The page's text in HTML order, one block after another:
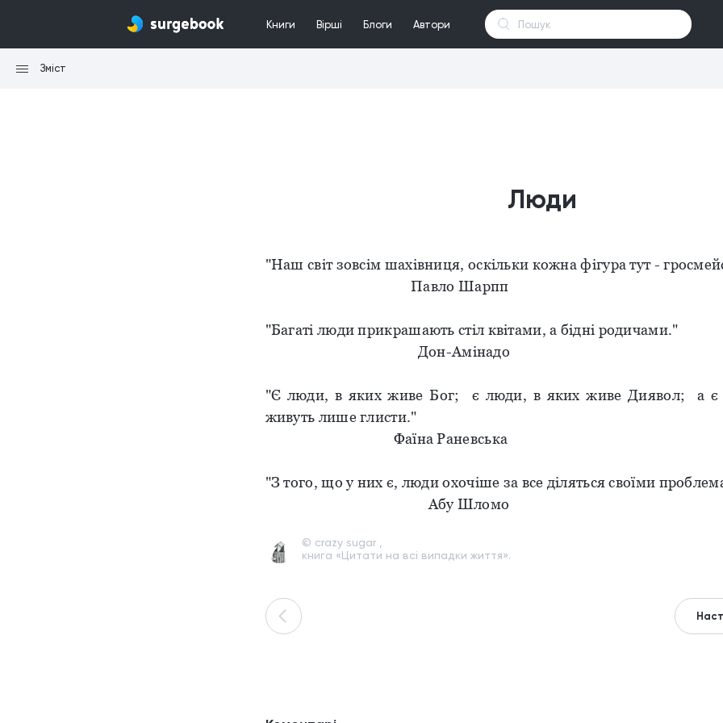
Книги Вірші Блоги Автори
Зміст
Люди
"Наш світ зовсім шахівниця, оскільки кожна фігура тут -
Павло Шарпп
"Багаті люди прикрашають стіл квітами, а бідні родичами."
Дон-Амінадо
"Є люди, в яких живе Бог; є люди, в яких живе Диявол; а є
живуть лише глисти."
Фаїна Раневська
"З того, що у них є, люди охочіше за все діляться своїми
Абу Шломо
© crazy sugar ,
книга «Цитати на всі випадки життя».